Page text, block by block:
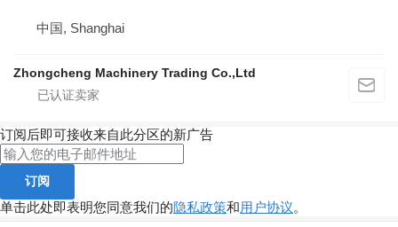
中国, Shanghai
Zhongcheng Machinery Trading Co.,Ltd
订阅后即可接收来自此分区的新广告
订阅
单击此处即表明您同意我们的隐私政策和用户协议。